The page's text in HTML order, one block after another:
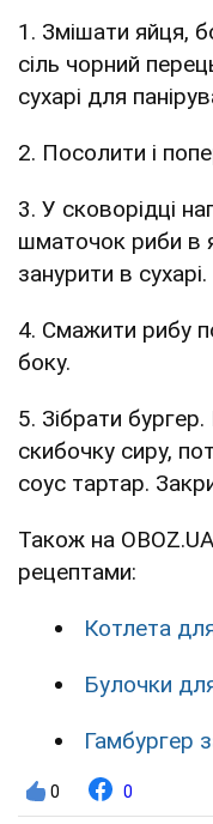
1. Змішати яйця,
сіль чорний
сухарі для
2. Посолити і
3. У сковорідці
шматочок риби в
занурити в сухарі.
4. Смажити рибу
боку.
5. Зібрати
скибочку сиру,
соус тартар.
Також на
рецептами:
Котлета
Булочки
Гамбургер
0 0